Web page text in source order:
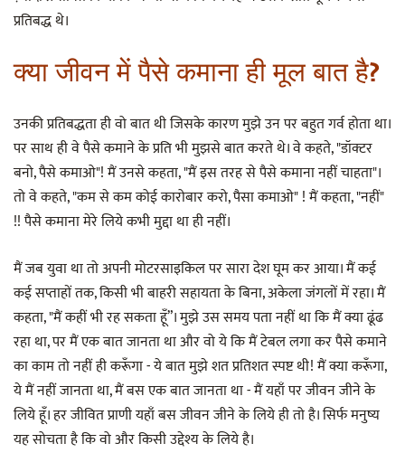
प्रतिबद्ध थे।
क्या जीवन में पैसे कमाना ही मूल बात है?
उनकी प्रतिबद्धता ही वो बात थी जिसके कारण मुझे उन पर बहुत गर्व होता था।
पर साथ ही वे पैसे कमाने के प्रति भी मुझसे बात करते थे। वे कहते, "डॉक्टर
बनो, पैसे कमाओ"! मैं उनसे कहता, "मैं इस तरह से पैसे कमाना नहीं चाहता"।
तो वे कहते, "कम से कम कोई कारोबार करो, पैसा कमाओ" ! मैं कहता, "नहीं"
!! पैसे कमाना मेरे लिये कभी मुद्दा था ही नहीं।
मैं जब युवा था तो अपनी मोटरसाइकिल पर सारा देश घूम कर आया। मैं कई
कई सप्ताहों तक, किसी भी बाहरी सहायता के बिना, अकेला जंगलों में रहा। मैं
कहता, "मैं कहीं भी रह सकता हूँ”। मुझे उस समय पता नहीं था कि मैं क्या ढूंढ
रहा था, पर मैं एक बात जानता था और वो ये कि मैं टेबल लगा कर पैसे कमाने
का काम तो नहीं ही करूँगा - ये बात मुझे शत प्रतिशत स्पष्ट थी! मैं क्या करूँगा,
ये मैं नहीं जानता था, मैं बस एक बात जानता था - मैं यहाँ पर जीवन जीने के
लिये हूँ। हर जीवित प्राणी यहाँ बस जीवन जीने के लिये ही तो है। सिर्फ मनुष्य
यह सोचता है कि वो और किसी उद्देश्य के लिये है।